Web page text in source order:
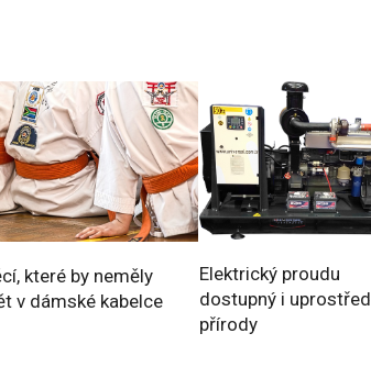
které by neměly
v dámské kabelce
Elektrický proudu
dostupný i uprostřed
přírody